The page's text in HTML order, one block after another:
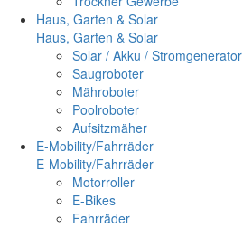
Haus, Garten & Solar
Haus, Garten & Solar
Solar / Akku / Stromgenerator
Saugroboter
Mähroboter
Poolroboter
Aufsitzmäher
E-Mobility/Fahrräder
E-Mobility/Fahrräder
Motorroller
E-Bikes
Fahrräder